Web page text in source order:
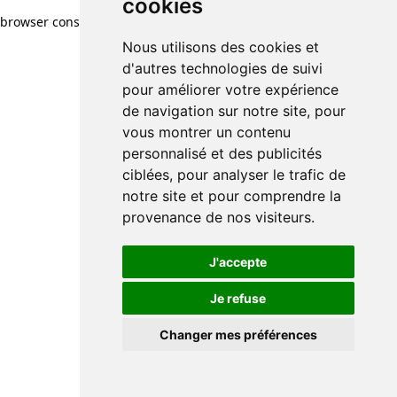
cookies
Nous utilisons des cookies et
d'autres technologies de suivi
pour améliorer votre expérience
de navigation sur notre site, pour
vous montrer un contenu
personnalisé et des publicités
ciblées, pour analyser le trafic de
notre site et pour comprendre la
provenance de nos visiteurs.
J'accepte
Je refuse
Changer mes préférences
browser console for more information)